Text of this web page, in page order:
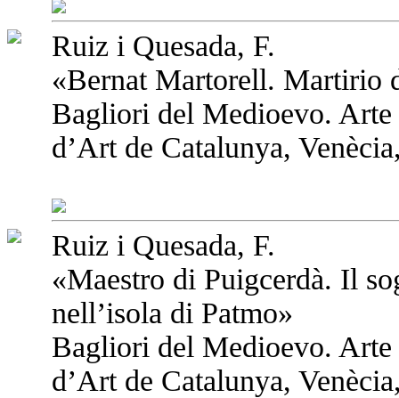
Ruiz i Quesada, F.
«Bernat Martorell. Martirio
Bagliori del Medioevo.
d’Art de Catalunya,
Ruiz i Quesada, F.
«Maestro di Puigcerdà. Il
nell’isola di Patmo»
Bagliori del Medioevo.
d’Art de Catalunya,